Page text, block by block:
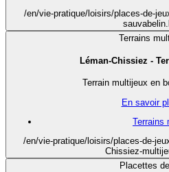
/en/vie-pratique/loisirs/places-de-
Terrains
Léman-Chissiez -
Terrain multijeux en
En savoir
Terrains
/en/vie-pratique/loisirs/places-de-
Chissiez-
Placettes